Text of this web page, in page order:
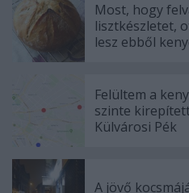
Most, hogy
lisztkészletet,
lesz ebből
Felültem a
szinte
Külvárosi Pék
A jövő